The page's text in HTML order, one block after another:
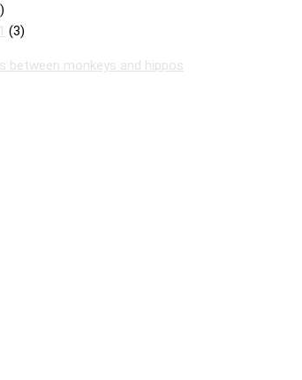
(3)
between monkeys and hippos